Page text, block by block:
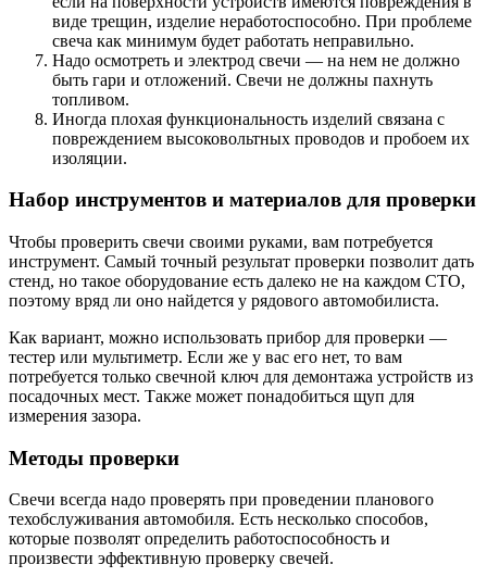
виде трещин, изделие неработоспособно. При проблеме
свеча как минимум будет работать неправильно.
Надо осмотреть и электрод свечи — на нем не должно
быть гари и отложений. Свечи не должны пахнуть
топливом.
Иногда плохая функциональность изделий связана с
повреждением высоковольтных проводов и пробоем их
изоляции.
Набор инструментов и материалов для проверки
Чтобы проверить свечи своими руками, вам потребуется
инструмент. Самый точный результат проверки позволит дать
стенд, но такое оборудование есть далеко не на каждом СТО,
поэтому вряд ли оно найдется у рядового автомобилиста.
Как вариант, можно использовать прибор для проверки —
тестер или мультиметр. Если же у вас его нет, то вам
потребуется только свечной ключ для демонтажа устройств из
посадочных мест. Также может понадобиться щуп для
измерения зазора.
Методы проверки
Свечи всегда надо проверять при проведении планового
техобслуживания автомобиля. Есть несколько способов,
которые позволят определить работоспособность и
произвести эффективную проверку свечей.